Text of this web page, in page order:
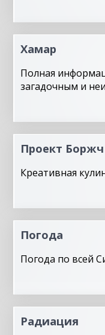
Хамар
Полная
загадочным и
Проект Боржч
Креативная
Погода
Погода по всей
Радиация